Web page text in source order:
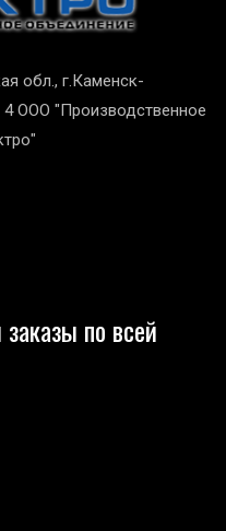
обл., г.Каменск-
4 ООО "Производственное
по всей